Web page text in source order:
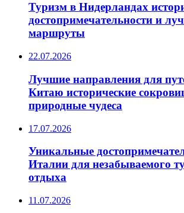
Туризм в Нидерландах
достопримечательности и
маршруты
22.07.2026
Лучшие направления для
Китаю исторические
природные чудеса
17.07.2026
Уникальные
Италии для незабываемого
отдыха
11.07.2026